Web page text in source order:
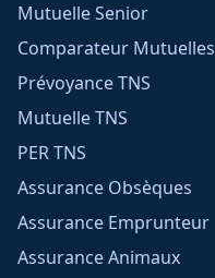
Mutuelle Senior
Comparateur Mutuelles
Prévoyance TNS
Mutuelle TNS
PER TNS
Assurance Obsèques
Assurance Emprunteur
Assurance Animaux